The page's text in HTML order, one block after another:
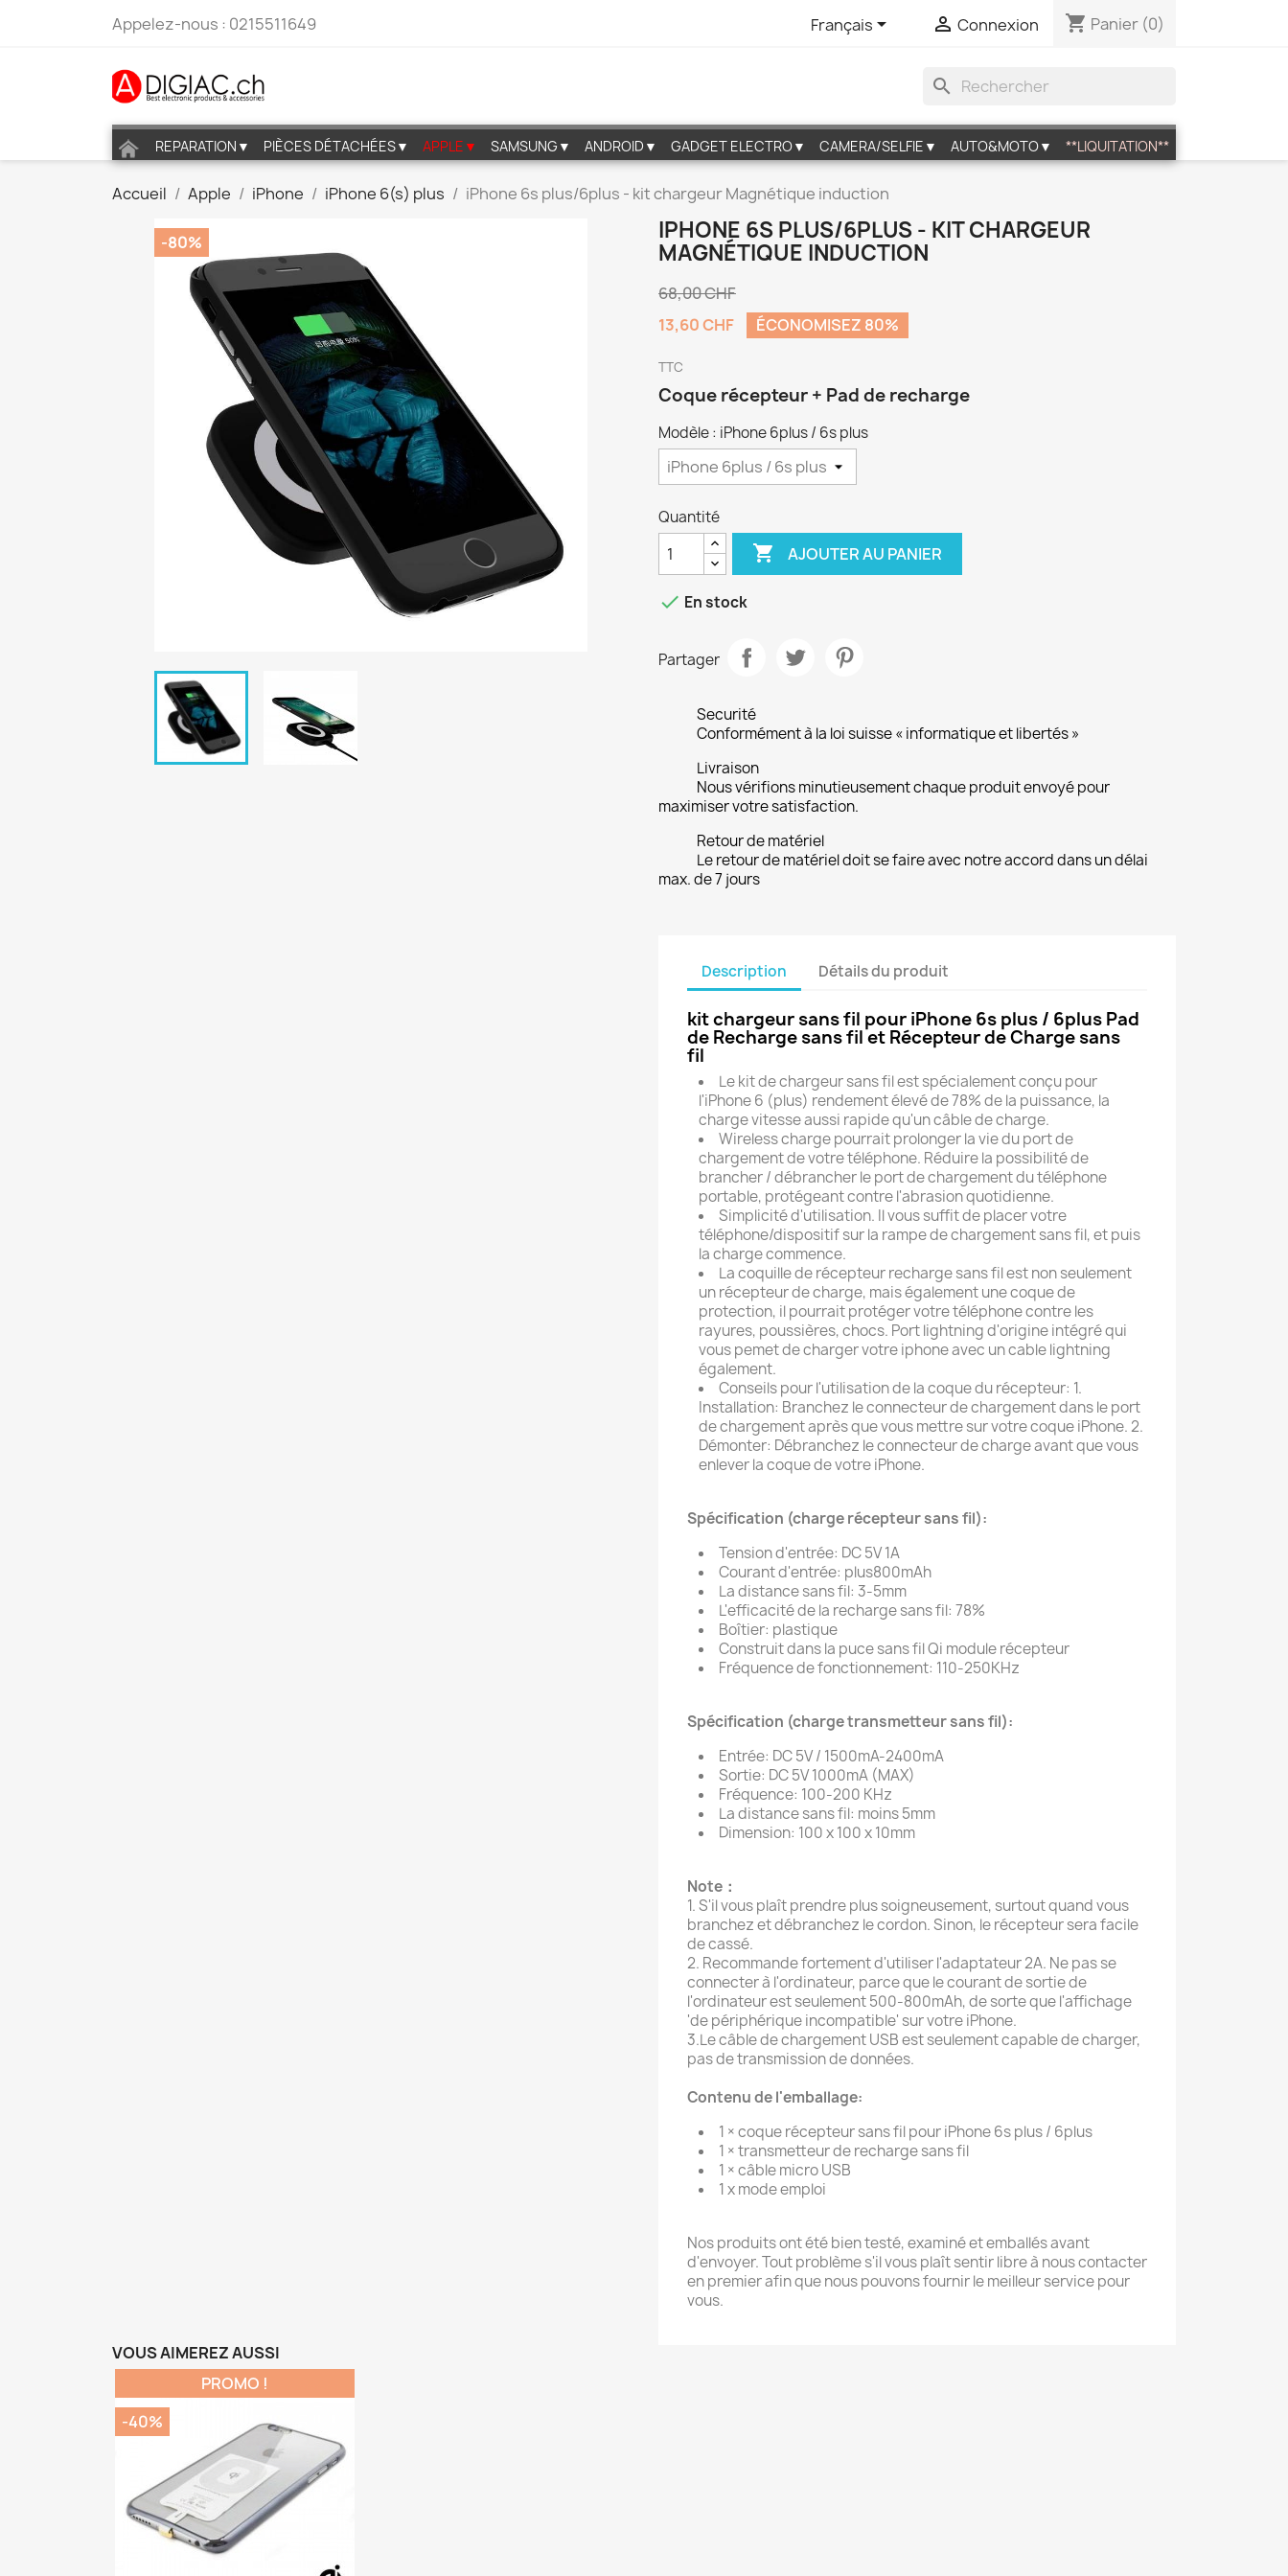
Appelez-nous : 0215511649 Français  Connexion shopping_cart Panier (0)
search
REPARATION▼ PIÈCES DÉTACHÉES▼ APPLE▼ SAMSUNG▼ ANDROID▼ GADGET ELECTRO▼ CAMERA/SELFIE▼ AUTO&MOTO▼ **LIQUITATION**
Accueil Apple iPhone iPhone 6(s) plus iPhone 6s plus/6plus - kit chargeur Magnétique induction
-80%
IPHONE 6S PLUS/6PLUS - KIT CHARGEUR
MAGNÉTIQUE INDUCTION
68,00 CHF
13,60 CHF
ÉCONOMISEZ 80%
TTC
Coque récepteur + Pad de recharge
Modèle : iPhone 6plus / 6s plus
Quantité
 AJOUTER AU PANIER
 En stock
Partager
Securité
Conformément à la loi suisse « informatique et libertés »
Livraison
Nous vérifions minutieusement chaque produit envoyé pour
maximiser votre satisfaction.
Retour de matériel
Le retour de matériel doit se faire avec notre accord dans un délai
max. de 7 jours
Description Détails du produit
kit chargeur sans fil pour iPhone 6s plus / 6plus Pad
de Recharge sans fil et Récepteur de Charge sans
fil
Le kit de chargeur sans fil est spécialement conçu pour
l'iPhone 6 (plus) rendement élevé de 78% de la puissance, la
charge vitesse aussi rapide qu'un câble de charge.
Wireless charge pourrait prolonger la vie du port de
chargement de votre téléphone. Réduire la possibilité de
brancher / débrancher le port de chargement du téléphone
portable, protégeant contre l'abrasion quotidienne.
Simplicité d'utilisation. Il vous suffit de placer votre
téléphone/dispositif sur la rampe de chargement sans fil, et puis
la charge commence.
La coquille de récepteur recharge sans fil est non seulement
un récepteur de charge, mais également une coque de
protection, il pourrait protéger votre téléphone contre les
rayures, poussières, chocs. Port lightning d'origine intégré qui
vous pemet de charger votre iphone avec un cable lightning
également.
Conseils pour l'utilisation de la coque du récepteur: 1.
Installation: Branchez le connecteur de chargement dans le port
de chargement après que vous mettre sur votre coque iPhone. 2.
Démonter: Débranchez le connecteur de charge avant que vous
enlever la coque de votre iPhone.
Spécification (charge récepteur sans fil):
Tension d'entrée: DC 5V 1A
Courant d'entrée: plus800mAh
La distance sans fil: 3-5mm
L'efficacité de la recharge sans fil: 78%
Boîtier: plastique
Construit dans la puce sans fil Qi module récepteur
Fréquence de fonctionnement: 110-250KHz
Spécification (charge transmetteur sans fil):
Entrée: DC 5V / 1500mA-2400mA
Sortie: DC 5V 1000mA (MAX)
Fréquence: 100-200 KHz
La distance sans fil: moins 5mm
Dimension: 100 x 100 x 10mm
Note：
1. S'il vous plaît prendre plus soigneusement, surtout quand vous
branchez et débranchez le cordon. Sinon, le récepteur sera facile
de cassé.
2. Recommande fortement d'utiliser l'adaptateur 2A. Ne pas se
connecter à l'ordinateur, parce que le courant de sortie de
l'ordinateur est seulement 500-800mAh, de sorte que l'affichage
'de périphérique incompatible' sur votre iPhone.
3.Le câble de chargement USB est seulement capable de charger,
pas de transmission de données.
Contenu de l'emballage:
1 × coque récepteur sans fil pour iPhone 6s plus / 6plus
1 × transmetteur de recharge sans fil
1 × câble micro USB
1 x mode emploi
Nos produits ont été bien testé, examiné et emballés avant
d'envoyer. Tout problème s'il vous plaît sentir libre à nous contacter
en premier afin que nous pouvons fournir le meilleur service pour
vous.
VOUS AIMEREZ AUSSI
PROMO !
-40%